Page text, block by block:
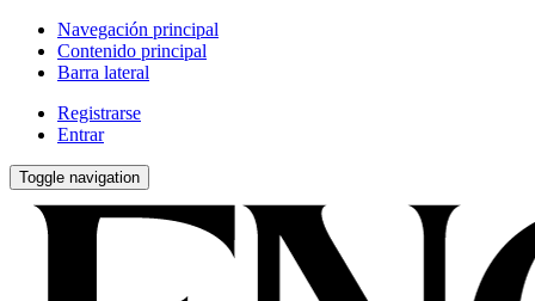
Navegación principal
Contenido principal
Barra lateral
Registrarse
Entrar
Toggle navigation